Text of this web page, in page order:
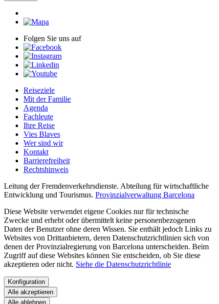
Folgen Sie uns auf
Reiseziele
Mit der Familie
Agenda
Fachleute
Ihre Reise
Vies Blaves
Wer sind wir
Kontakt
Barrierefreiheit
Rechtshinweis
Leitung der Fremdenverkehrsdienste. Abteilung für wirtschaftliche
Entwicklung und Tourismus. Provinzialverwaltung Barcelona
Diese Website verwendet eigene Cookies nur für technische
Zwecke und erhebt oder übermittelt keine personenbezogenen
Daten der Benutzer ohne deren Wissen. Sie enthält jedoch Links zu
Websites von Drittanbietern, deren Datenschutzrichtlinien sich von
denen der Provinzialregierung von Barcelona unterscheiden. Beim
Zugriff auf diese Websites können Sie entscheiden, ob Sie diese
akzeptieren oder nicht. Siehe die Datenschutzrichtlinie
Konfiguration
Alle akzeptieren
Alle ablehnen